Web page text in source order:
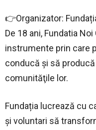
👉Organizator:
De 18 ani, Fundatia
instrumente prin care
conducă şi să
comunităţile lor.
Fundația lucrează cu
şi voluntari să